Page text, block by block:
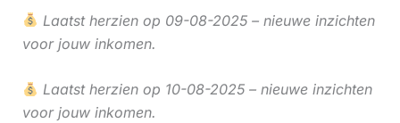
Laatst herzien op 09-08-2025 – nieuwe inzichten
voor jouw inkomen.
Laatst herzien op 10-08-2025 – nieuwe inzichten
voor jouw inkomen.